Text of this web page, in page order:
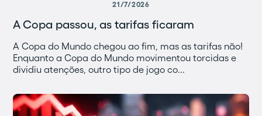
21/7/2026
A Copa passou, as tarifas ficaram
A Copa do Mundo chegou ao fim, mas as tarifas não!
Enquanto a Copa do Mundo movimentou torcidas e
dividiu atenções, outro tipo de jogo co...